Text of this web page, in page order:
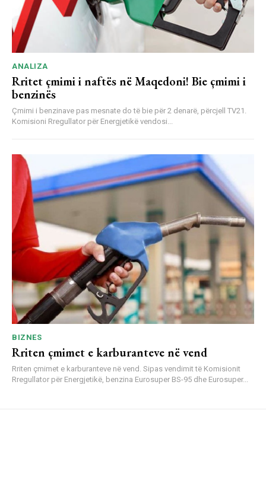
ANALIZA
Rritet çmimi i naftës në Maqedoni! Bie çmimi i
benzinës
Çmimi i benzinave pas mesnate do të bie për 2 denarë, përcjell TV21.
Komisioni Rregullator për Energjetikë vendosi...
BIZNES
Rriten çmimet e karburanteve në vend
Rriten çmimet e karburanteve në vend. Sipas vendimit të Komisionit
Rregullator për Energjetikë, benzina Eurosuper BS-95 dhe Eurosuper...